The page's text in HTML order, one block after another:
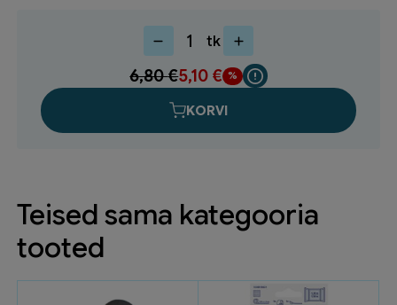
Riiulikandur
WDP165
165X95mm
kuni
7kg
tk
6,80€5,10 €
KORVI
Teised sama kategooria
tooted